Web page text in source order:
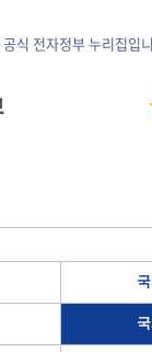
식 전자정부 누리집입